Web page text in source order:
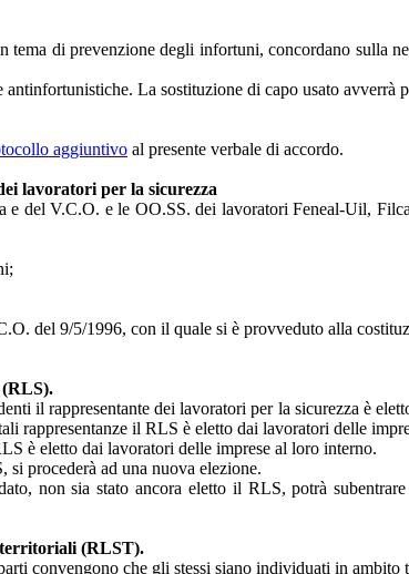
di prevenzione degli infortuni, concordano sulla
La sostituzione di capo usato avverrà
aggiuntivo al presente verbale di accordo.
lavoratori per la sicurezza
del V.C.O. e le OO.SS. dei lavoratori Feneal-Uil,
del 9/5/1996, con il quale si è provveduto alla
(RLS).
il rappresentante dei lavoratori per la sicurezza è
rappresentanze il RLS è eletto dai lavoratori delle
è eletto dai lavoratori delle imprese al loro interno.
si procederà ad una nuova elezione.
non sia stato ancora eletto il RLS, potrà
territoriali (RLST).
convengono che gli stessi siano individuati in ambito